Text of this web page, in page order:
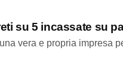
su 5 incassate su
vera e propria impresa